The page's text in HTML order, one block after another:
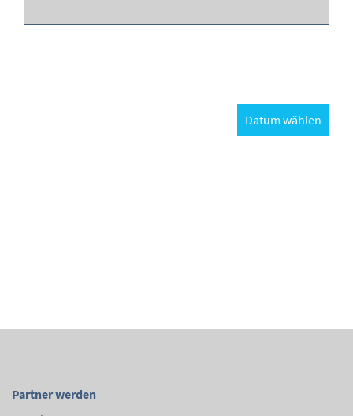
Datum wählen
Partner werden